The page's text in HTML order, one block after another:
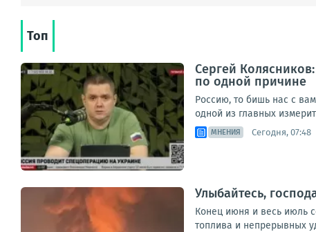
Топ
Сергей
по одной причине
Россию, то бишь нас с
одной из главных
МНЕНИЯ Сегодня, 07:48
Улыбайтесь,
Конец июня и весь июль
топлива и непрерывных